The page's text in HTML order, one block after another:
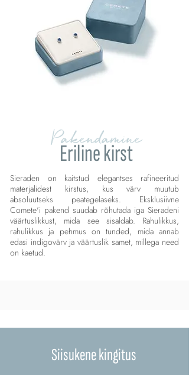
Pakendamine
Eriline kirst
Sieraden on kaitstud elegantses rafineeritud
materjalidest kirstus, kus värv muutub
absoluutseks peategelaseks. Eksklusiivne
Comete'i pakend suudab rõhutada iga Sieradeni
väärtuslikkust, mida see sisaldab. Rahulikkus,
rahulikkus ja pehmus on tunded, mida annab
edasi indigovärv ja väärtuslik samet, millega need
on kaetud.
Siisukene kingitus